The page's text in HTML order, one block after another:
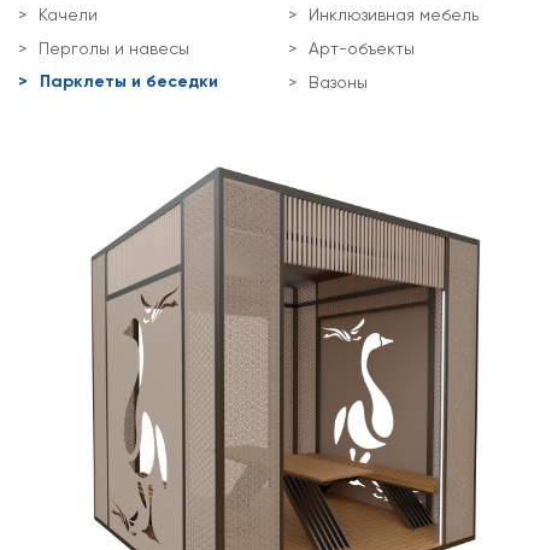
Качели
Перголы и навесы
Парклеты и беседки
Инклюзивная мебель
Арт-объекты
Вазоны